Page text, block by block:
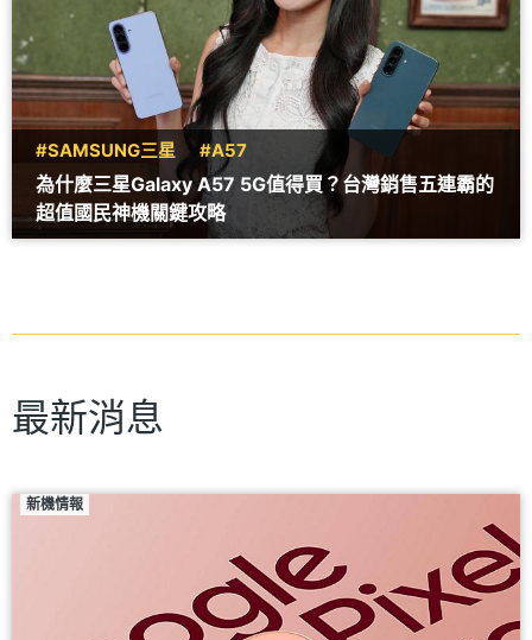
#SAMSUNG三星 #A57
為什麼三星Galaxy A57 5G值得買？台灣銷售五連霸的
超值國民神機關鍵攻略
最新消息
新機情報